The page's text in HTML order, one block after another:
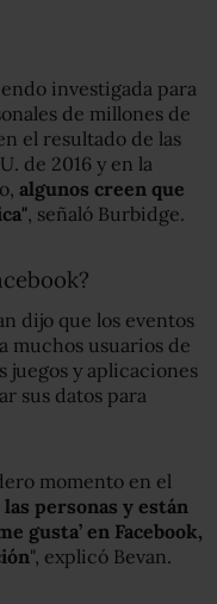
investigada para
de millones de
el resultado de las
de 2016 y en la
algunos creen que
", señaló Burbidge.
dijo que los eventos
muchos usuarios de
juegos y aplicaciones
sus datos para
momento en el
personas y están
gusta’ en Facebook,
", explicó Bevan.